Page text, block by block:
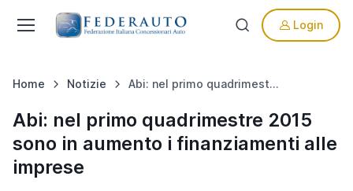
Login
Home Notizie Abi: nel primo quadrimestre 2015 sono in aumento i finanziamenti alle imprese
Abi: nel primo quadrimestre 2015
sono in aumento i finanziamenti alle
imprese